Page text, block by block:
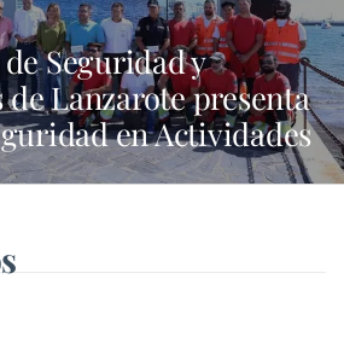
Seguridad y
Lanzarote presenta
en Actividades